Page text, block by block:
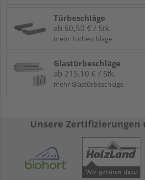
Türbeschläge
ab 60,50 € / Stk.
mehr Türbeschläge
Glastürbeschläge
ab 215,10 € / Stk.
mehr Glastürbeschläge
Unsere Zertifizierungen